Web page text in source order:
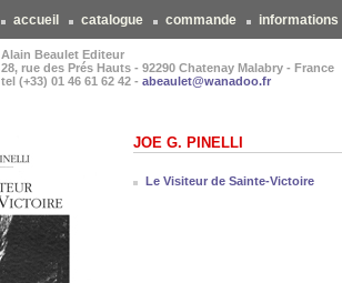
accueil catalogue commande informations
Alain Beaulet Editeur
28, rue des Prés Hauts - 92290 Chatenay Malabry - France
tel (+33) 01 46 61 62 42 - abeaulet@wanadoo.fr
JOE G. PINELLI
Le Visiteur de Sainte-Victoire